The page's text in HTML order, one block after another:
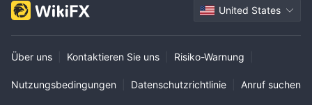
United States
Über uns Kontaktieren Sie uns Risiko-Warnung
Nutzungsbedingungen Datenschutzrichtlinie Anruf suchen